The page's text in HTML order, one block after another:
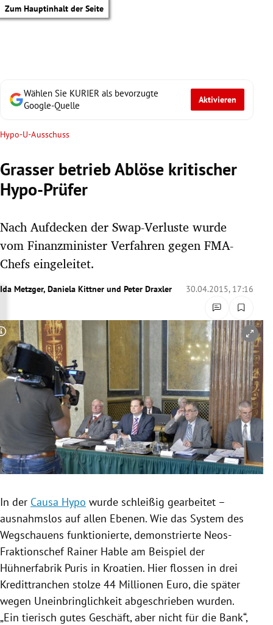
Zum Hauptinhalt der Seite
Untermenü
Untermenü
Untermenü
Untermenü
Untermenü
Untermenü
Untermenü
Untermenü
Wählen Sie KURIER als bevorzugte
Google-Quelle
Aktivieren
Hypo-U-Ausschuss
Grasser betrieb Ablöse kritischer
Hypo-Prüfer
Nach Aufdecken der Swap-Verluste wurde
vom Finanzminister Verfahren gegen FMA-
Chefs eingeleitet.
Ida Metzger, Daniela Kittner und Peter Draxler 30.04.2015, 17:16
Copyright-Hinweis öffnen/schließen
In der Causa Hypo wurde schleißig gearbeitet –
ausnahmslos auf allen Ebenen. Wie das System des
Wegschauens funktionierte, demonstrierte Neos-
Fraktionschef Rainer Hable am Beispiel der
Hühnerfabrik Puris in Kroatien. Hier flossen in drei
Kredittranchen stolze 44 Millionen Euro, die später
wegen Uneinbringlichkeit abgeschrieben wurden.
„Ein tierisch gutes Geschäft, aber nicht für die Bank“,